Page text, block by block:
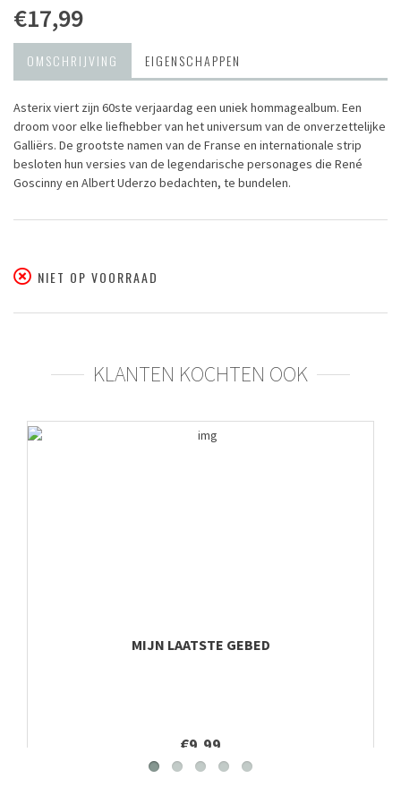
€17,99
OMSCHRIJVING EIGENSCHAPPEN
Asterix viert zijn 60ste verjaardag een uniek hommagealbum. Een
droom voor elke liefhebber van het universum van de onverzettelijke
Galliërs. De grootste namen van de Franse en internationale strip
besloten hun versies van de legendarische personages die René
Goscinny en Albert Uderzo bedachten, te bundelen.
NIET OP VOORRAAD
KLANTEN KOCHTEN OOK
MIJN LAATSTE GEBED
€9,99